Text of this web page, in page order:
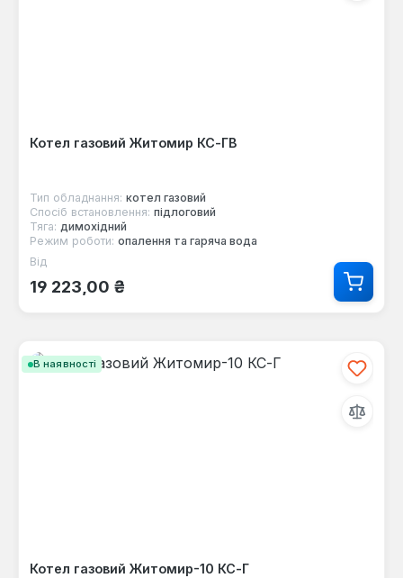
Котел газовий Житомир КС-ГВ
Тип обладнання: котел газовий
Спосіб встановлення: підлоговий
Тяга: димохідний
Режим роботи: опалення та гаряча вода
Звичайна ціна:
Від
19 223,00 ₴
В наявності
Котел газовий Житомир-10 КС-Г